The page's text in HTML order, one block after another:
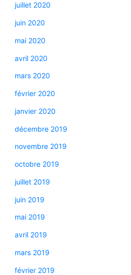
juillet 2020
juin 2020
mai 2020
avril 2020
mars 2020
février 2020
janvier 2020
décembre 2019
novembre 2019
octobre 2019
juillet 2019
juin 2019
mai 2019
avril 2019
mars 2019
février 2019